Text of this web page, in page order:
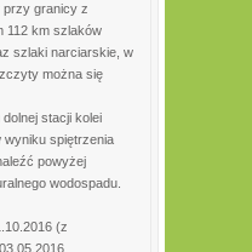
przy granicy z
112 km szlaków
szlaki narciarskie, w
można się
stacji kolei
wyniku spiętrzenia
powyżej
wodospadu.
(z